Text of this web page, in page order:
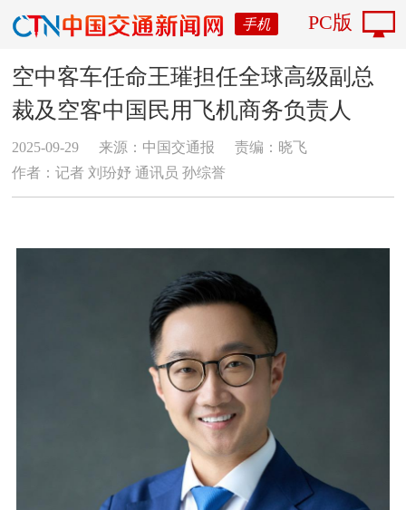
手机 PC版
空中客车任命王璀担任全球高级副总
裁及空客中国民用飞机商务负责人
2025-09-29 来源：中国交通报
责编：晓飞
作者：记者 刘玢妤 通讯员 孙综誉